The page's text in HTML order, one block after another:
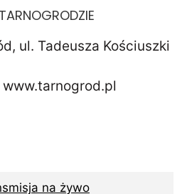
ul. Tadeusza Kościuszki
www.tarnogrod.pl
na żywo